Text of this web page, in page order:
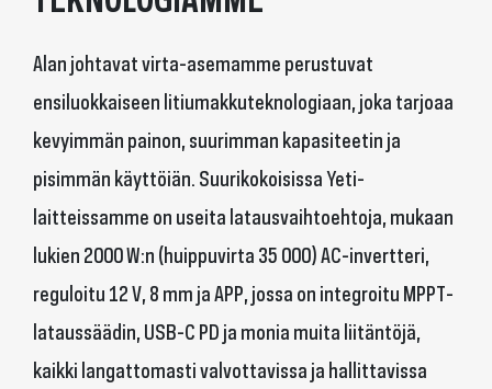
Alan johtavat virta-asemamme perustuvat
ensiluokkaiseen litiumakkuteknologiaan, joka tarjoaa
kevyimmän painon, suurimman kapasiteetin ja
pisimmän käyttöiän. Suurikokoisissa Yeti-
laitteissamme on useita latausvaihtoehtoja, mukaan
lukien 2000 W:n (huippuvirta 35 000) AC-invertteri,
reguloitu 12 V, 8 mm ja APP, jossa on integroitu MPPT-
lataussäädin, USB-C PD ja monia muita liitäntöjä,
kaikki langattomasti valvottavissa ja hallittavissa